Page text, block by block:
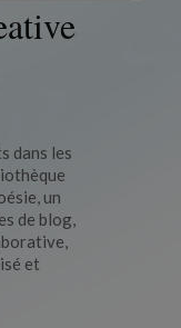
dans les
un
de blog,
et